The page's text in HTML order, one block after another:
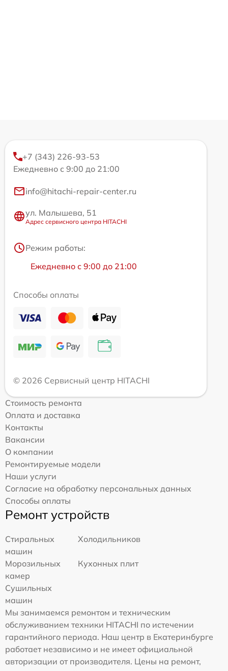
+7 (343) 226-93-53
Ежедневно с 9:00 до 21:00
info@hitachi-repair-center.ru
ул. Малышева, 51
Адрес сервисного центра HITACHI
Режим работы:
Ежедневно с 9:00 до 21:00
Способы оплаты
© 2026 Сервисный центр HITACHI
Стоимость ремонта
Оплата и доставка
Контакты
Вакансии
О компании
Ремонтируемые модели
Наши услуги
Согласие на обработку персональных данных
Способы оплаты
Ремонт устройств
Стиральных
машин
Холодильников
Морозильных
камер
Кухонных плит
Сушильных
машин
Мы занимаемся ремонтом и техническим
обслуживанием техники HITACHI по истечении
гарантийного периода. Наш центр в Екатеринбурге
работает независимо и не имеет официальной
авторизации от производителя. Цены на ремонт,